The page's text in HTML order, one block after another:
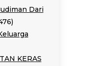
Dari
KERAS